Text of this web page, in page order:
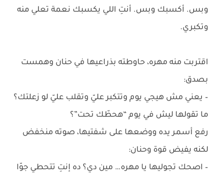
وبس. أكسبك وبس. أنتِ اللي يكسبك نعمة تعلي منه
وتكبري.
اقتربت منه مهره، حاوطته بذراعيها في حنان وهمست
بصدق:
– يعني مش هيجي يوم وتتكبر عليّ وتقلب عليّ لو زعلتك؟
ما تقولها ليش في يوم “هحطّك تحت”؟
رفع أسمر يده ووضعها على شفتيها، صوته منخفض
لكنه يفيض قوة وحنان:
– اصحك تجوليها يا مهره… مين دي؟ ده إنتِ تتحطي جوّا